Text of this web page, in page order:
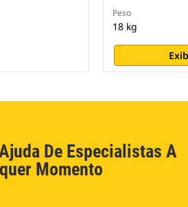
Peso
18 kg
De Especialistas A
Momento